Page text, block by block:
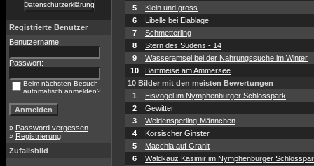
Datenschutzerklärung
Registrierte Benutzer
Benutzername:
Passwort:
Beim nächsten Besuch
automatisch anmelden?
» Password vergessen
» Registrierung
Zufallsbild
5
Klein und gross
6
Libelle bei Eiablage
7
Schmetterling
8
Stern des Südens - 14
9
Wasseramsel bei der Nahrungssuche im Winter
10
Bartmeise am Ammersee
10 Bilder mit den meisten Bewertungen
1
Eisvogel im Nymphenburger Schlosspark
2
Gewitter
3
Weidensperling-Männchen
4
Korsischer Ginster
5
Macchia auf Granit
6
Waldkauz Kasimir im Nymphenburger